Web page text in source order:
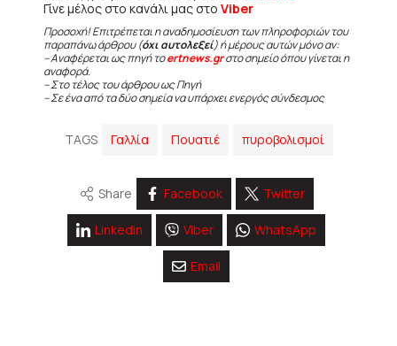
Γίνε μέλος στο κανάλι μας στο Viber
Προσοχή! Επιτρέπεται η αναδημοσίευση των πληροφοριών του
παραπάνω άρθρου (όχι αυτολεξεί) ή μέρους αυτών μόνο αν:
– Αναφέρεται ως πηγή τοertnews.grστο σημείο όπου γίνεται η
αναφορά.
– Στο τέλος του άρθρου ως Πηγή
– Σε ένα από τα δύο σημεία να υπάρχει ενεργός σύνδεσμος
TAGS Γαλλία Πουατιέ πυροβολισμοί
Share Facebook Twitter
Linkedin Viber WhatsApp
Email